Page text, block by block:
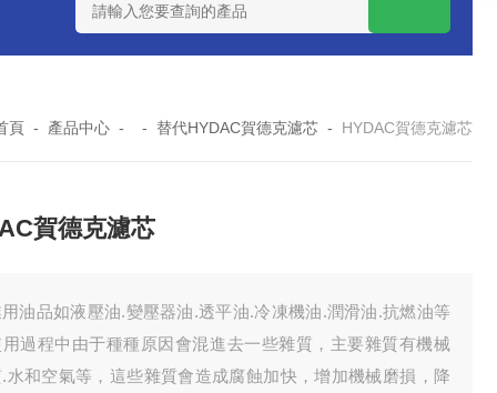
FBX-40*20液壓油濾芯
頁 - 產品中心 - - 替代HYDAC賀德克濾芯 - HYDAC賀德克濾芯
賀德克濾芯
油品如液壓油.變壓器油.透平油.冷凍機油.潤滑油.抗燃油等
過程中由于種種原因會混進去一些雜質，主要雜質有機械
水和空氣等，這些雜質會造成腐蝕加快，增加機械磨損，降